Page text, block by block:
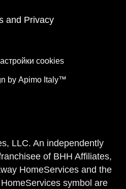
and Privacy
cookies
by Apimo Italy™
LLC. An independently
of BHH Affiliates,
HomeServices and the
symbol are